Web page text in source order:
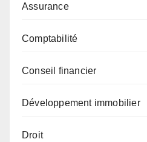
Assurance
Comptabilité
Conseil financier
Développement immobilier
Droit